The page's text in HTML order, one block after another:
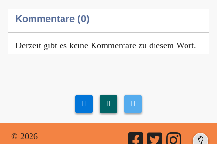
Kommentare (0)
Derzeit gibt es keine Kommentare zu diesem Wort.
© 2026